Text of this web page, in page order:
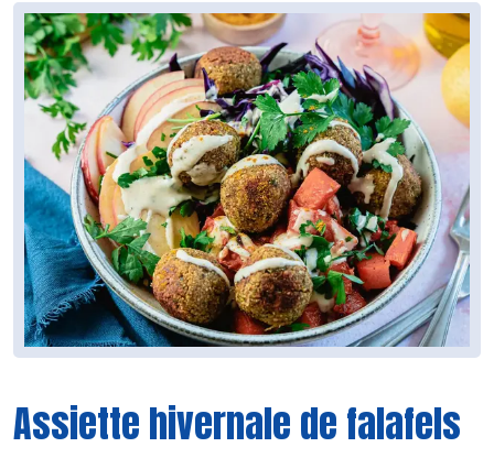
Assiette hivernale de falafels